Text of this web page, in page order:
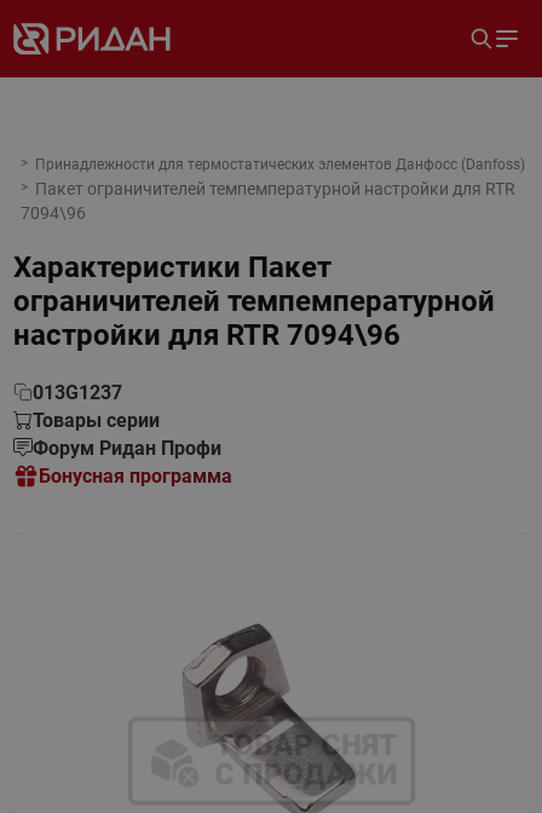
Принадлежности для термостатических элементов Данфосс (Danfoss)
Пакет ограничителей темпемпературной настройки для RTR
7094\96
Характеристики Пакет
ограничителей темпемпературной
настройки для RTR 7094\96
013G1237
Товары серии
Форум Ридан Профи
Бонусная программа